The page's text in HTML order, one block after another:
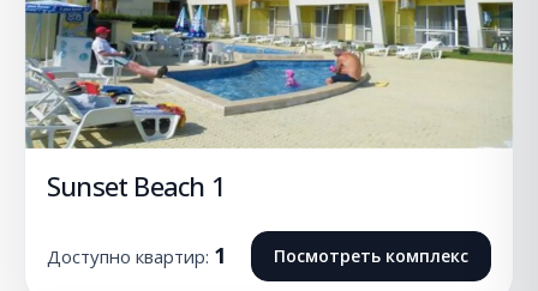
Sunset Beach 1
Доступно квартир: 1 Посмотреть комплекс